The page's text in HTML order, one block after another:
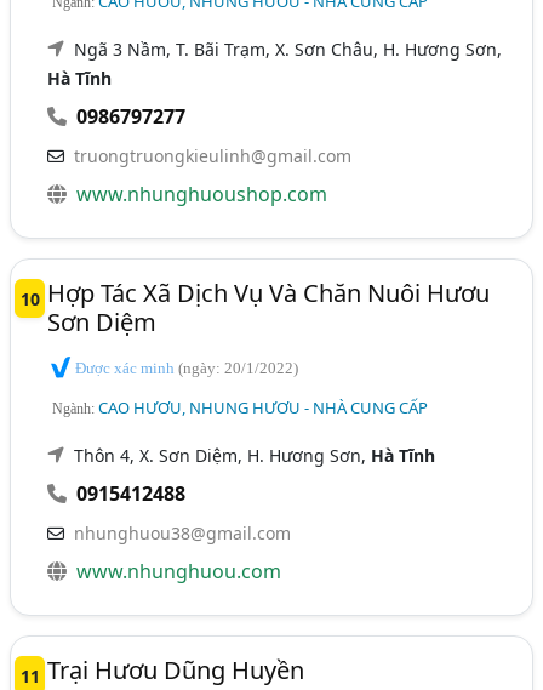
Ngã 3 Nầm, T. Bãi Trạm, X. Sơn Châu, H. Hương Sơn,
Hà Tĩnh
0986797277
truongtruongkieulinh@gmail.com
www.nhunghuoushop.com
10 Hợp Tác Xã Dịch Vụ Và Chăn Nuôi Hươu
Sơn Diệm
Được xác minh(ngày: 20/1/2022)
Ngành:CAO HƯƠU, NHUNG HƯƠU - NHÀ CUNG CẤP
Thôn 4, X. Sơn Diệm, H. Hương Sơn, Hà Tĩnh
0915412488
nhunghuou38@gmail.com
www.nhunghuou.com
11 Trại Hươu Dũng Huyền